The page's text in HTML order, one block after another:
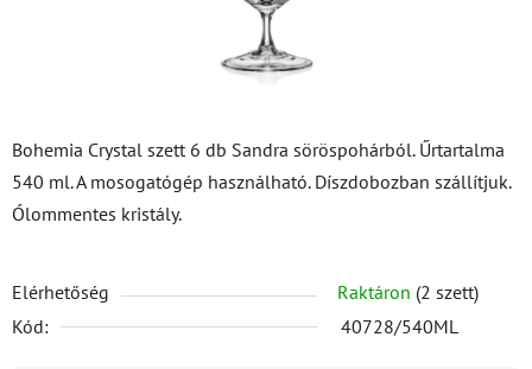
Bohemia Crystal szett 6 db Sandra söröspohárból. Űrtartalma
540 ml. A mosogatógép használható. Díszdobozban szállítjuk.
Ólommentes kristály.
Elérhetőség Raktáron (2 szett)
Kód:
40728/540ML